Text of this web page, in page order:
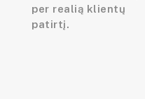
per realią klientų
patirtį.